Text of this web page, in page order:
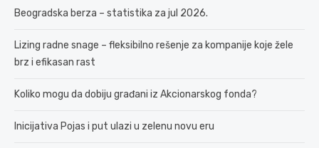
Beogradska berza – statistika za jul 2026.
Lizing radne snage – fleksibilno rešenje za kompanije koje žele
brz i efikasan rast
Koliko mogu da dobiju građani iz Akcionarskog fonda?
Inicijativa Pojas i put ulazi u zelenu novu eru